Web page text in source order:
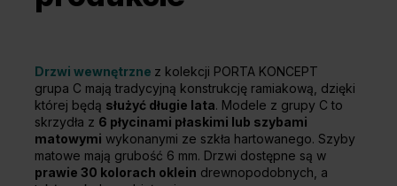
Drzwi wewnętrzne z kolekcji PORTA KONCEPT
grupa C mają tradycyjną konstrukcję ramiakową, dzięki
której będą służyć długie lata. Modele z grupy C to
skrzydła z 6 płycinami płaskimi lub szybami
matowymi wykonanymi ze szkła hartowanego. Szyby
matowe mają grubość 6 mm. Drzwi dostępne są w
prawie 30 kolorach oklein drewnopodobnych, a